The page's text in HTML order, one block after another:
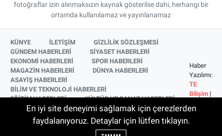
fotoğraflar izin alınmaksızın kaynak gösterilse dahi, herhangi bir
ortamda kullanılamaz ve yayınlanamaz
KÜNYE İLETİŞİM
GİZLİLİK SÖZLEŞMESİ
GÜNDEM HABERLERİ
SİYASET HABERLERİ
EKONOMİ HABERLERİ
SPOR HABERLERİ
MAGAZİN HABERLERİ
DÜNYA HABERLERİ
ASAYİŞ HABERLERİ
BİLİM VE TEKNOLOJİ HABERLERİ
EĞİTİM HABERLERİ
KÜLTÜR VE SANAT HABERLERİ
SAĞLIK HABERLERİ
YAŞAM HABERLERİ
YEREL HABERLER
İZMİR HABERLERİ
SİNEMA VE TELEVİZYON HABERLERİ
Haber
Yazılımı:
TE
Bilişim |
© 2026
En iyi site deneyimi sağlamak için çerezlerden
faydalanıyoruz. Detaylar için lütfen tıklayın.